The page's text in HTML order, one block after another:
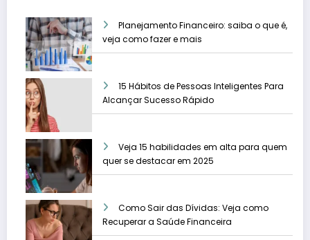
Planejamento Financeiro: saiba o que é,
veja como fazer e mais
15 Hábitos de Pessoas Inteligentes Para
Alcançar Sucesso Rápido
Veja 15 habilidades em alta para quem
quer se destacar em 2025
Como Sair das Dívidas: Veja como
Recuperar a Saúde Financeira